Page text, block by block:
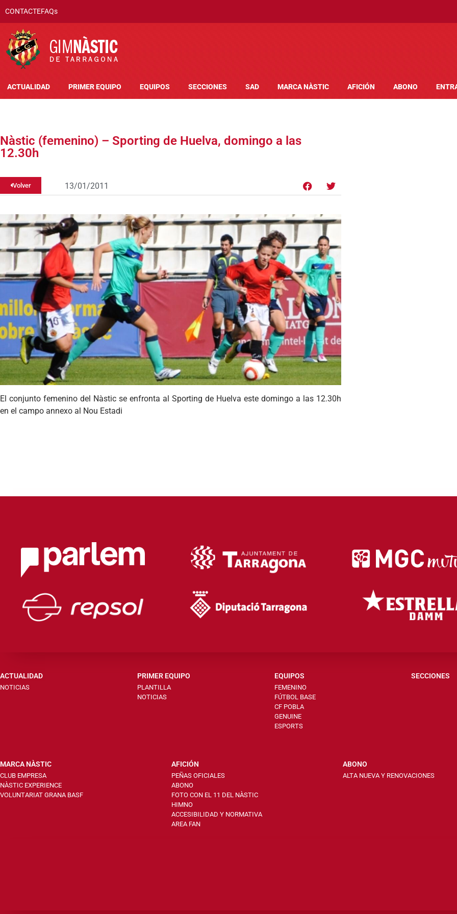
CONTACTEFAQs
ACTUALIDAD PRIMER EQUIPO EQUIPOS SECCIONES SAD MARCA NÀSTIC AFICIÓN ABONO
Nàstic (femenino) – Sporting de Huelva, domingo a las
12.30h
Volver 13/01/2011
El conjunto femenino del Nàstic se enfronta al Sporting de Huelva este domingo a las 12.30h
en el campo annexo al Nou Estadi
ACTUALIDAD
NOTICIAS
PRIMER EQUIPO
PLANTILLA
NOTICIAS
EQUIPOS
FEMENINO
FÚTBOL BASE
CF POBLA
GENUINE
ESPORTS
SECCIONES
MARCA NÀSTIC
CLUB EMPRESA
NÀSTIC EXPERIENCE
VOLUNTARIAT GRANA BASF
AFICIÓN
PEÑAS OFICIALES
ABONO
FOTO CON EL 11 DEL NÀSTIC
HIMNO
ACCESIBILIDAD Y NORMATIVA
AREA FAN
ABONO
ALTA NUEVA Y RENOVACIONES